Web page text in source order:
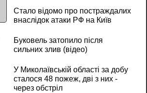
Стало відомо про постраждалих
внаслідок атаки РФ на Київ
Буковель затопило після
сильних злив (відео)
У Миколаївській області за добу
сталося 48 пожеж, дві з них -
через обстріл